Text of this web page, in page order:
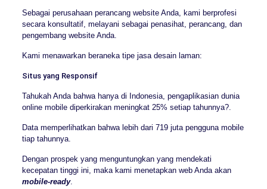
Sebagai perusahaan perancang website Anda, kami berprofesi
secara konsultatif, melayani sebagai penasihat, perancang, dan
pengembang website Anda.
Kami menawarkan beraneka tipe jasa desain laman:
Situs yang Responsif
Tahukah Anda bahwa hanya di Indonesia, pengaplikasian dunia
online mobile diperkirakan meningkat 25% setiap tahunnya?.
Data memperlihatkan bahwa lebih dari 719 juta pengguna mobile
tiap tahunnya.
Dengan prospek yang menguntungkan yang mendekati
kecepatan tinggi ini, maka kami menetapkan web Anda akan
mobile-ready.